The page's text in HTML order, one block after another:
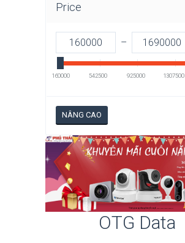
Price
–
160000 542500 925000 1307500
NÂNG CAO
OTG Data